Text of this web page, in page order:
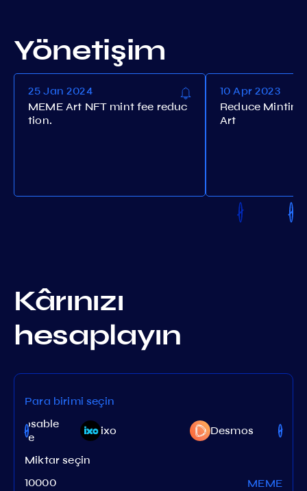
Yönetişim
25 Jan 2024
MEME Art NFT mint fee reduc
tion.
10 Apr 2023
Reduce
Art
Kârınızı
hesaplayın
Para birimi seçin
ixo Desmos
Miktar seçin
MEME